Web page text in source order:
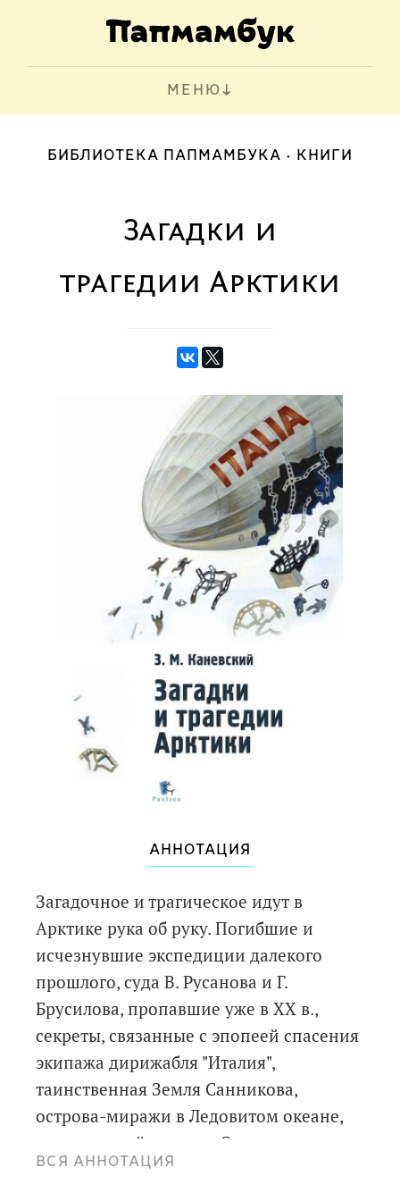
МЕНЮ
БИБЛИОТЕКА ПАПМАМБУКА КНИГИ
Загадки и
трагедии Арктики
АННОТАЦИЯ
Загадочное и трагическое идут в
Арктике рука об руку. Погибшие и
исчезнувшие экспедиции далекого
прошлого, суда В. Русанова и Г.
Брусилова, пропавшие уже в XX в.,
секреты, связанные с эпопеей спасения
экипажа дирижабля "Италия",
таинственная Земля Санникова,
острова-миражи в Ледовитом океане,
исчезнувший самолет Сигизмунда
Леваневского, уничтожение советских
ВСЯ АННОТАЦИЯ